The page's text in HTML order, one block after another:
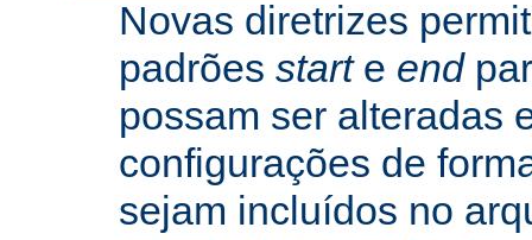
Novas diretrizes
padrões starte end
possam ser alteradas
configurações de
sejam incluídos no